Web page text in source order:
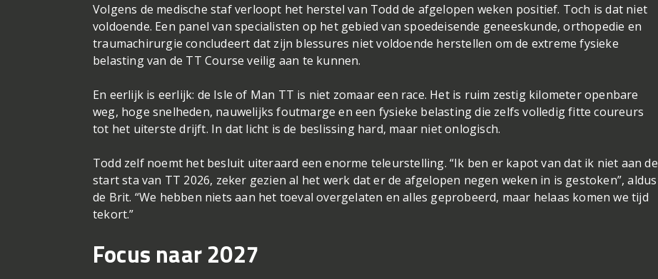
Volgens de medische staf verloopt het herstel van Todd de afgelopen weken positief. Toch is dat niet
voldoende. Een panel van specialisten op het gebied van spoedeisende geneeskunde, orthopedie en
traumachirurgie concludeert dat zijn blessures niet voldoende herstellen om de extreme fysieke
belasting van de TT Course veilig aan te kunnen.
En eerlijk is eerlijk: de Isle of Man TT is niet zomaar een race. Het is ruim zestig kilometer openbare
weg, hoge snelheden, nauwelijks foutmarge en een fysieke belasting die zelfs volledig fitte coureurs
tot het uiterste drijft. In dat licht is de beslissing hard, maar niet onlogisch.
Todd zelf noemt het besluit uiteraard een enorme teleurstelling. “Ik ben er kapot van dat ik niet aan de
start sta van TT 2026, zeker gezien al het werk dat er de afgelopen negen weken in is gestoken”, aldus
de Brit. “We hebben niets aan het toeval overgelaten en alles geprobeerd, maar helaas komen we tijd
tekort.”
Focus naar 2027